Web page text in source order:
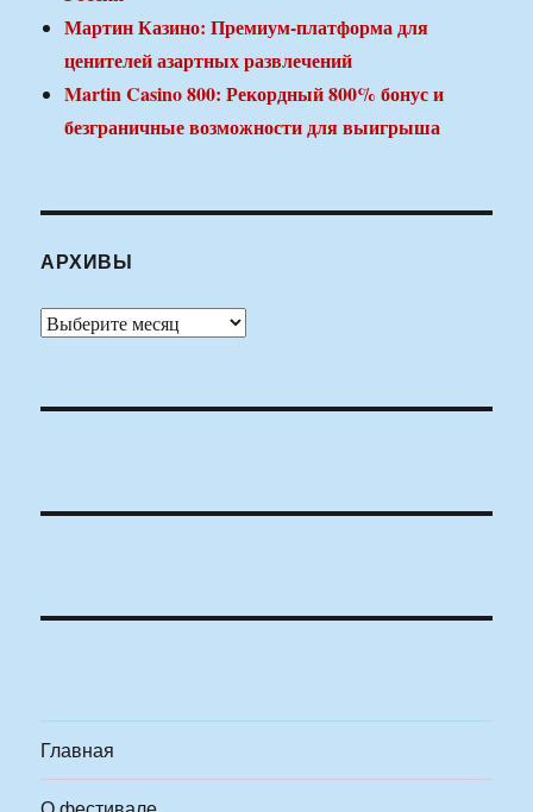
Мартин Казино: Премиум-платформа для
ценителей азартных развлечений
Martin Casino 800: Рекордный 800% бонус и
безграничные возможности для выигрыша
АРХИВЫ
Архивы
Главная